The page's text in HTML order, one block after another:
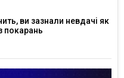
ви зазнали невдачі як
покарань